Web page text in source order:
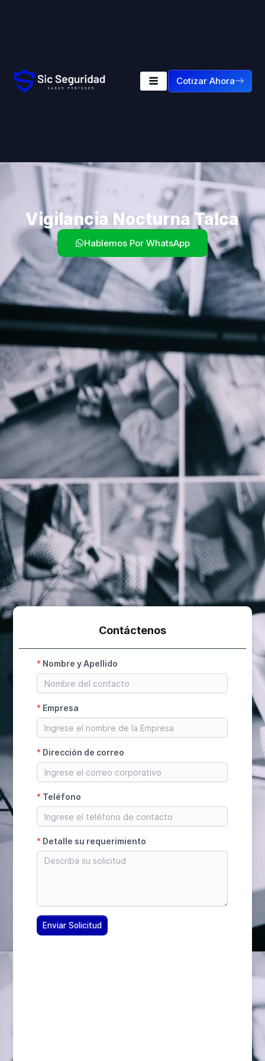
Cotizar Ahora
Vigilancia Nocturna Talca
Hablemos Por WhatsApp
Contáctenos